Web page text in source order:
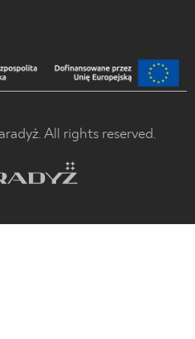
All rights reserved.